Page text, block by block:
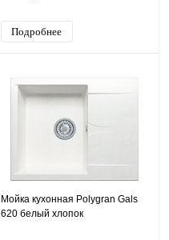
Подробнее
Мойка кухонная Polygran Gals
620 белый хлопок